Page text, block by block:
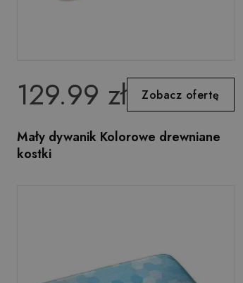
129.99 zł Zobacz ofertę
Mały dywanik Kolorowe drewniane
kostki